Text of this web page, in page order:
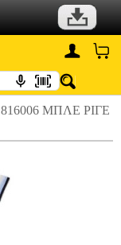
ΜΠΛΕ ΡΙΓΕ